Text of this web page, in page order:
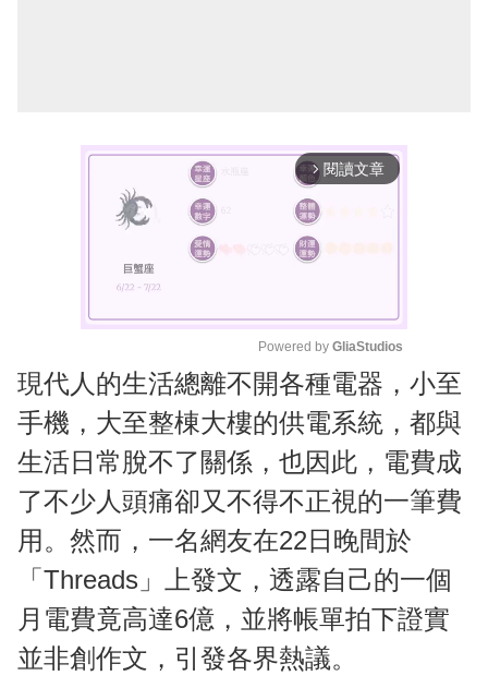
arrow_forward_ios 閱讀文章
M
u
t
e
Powered by GliaStudios
現代人的生活總離不開各種電器，小至
手機，大至整棟大樓的供電系統，都與
生活日常脫不了關係，也因此，電費成
了不少人頭痛卻又不得不正視的一筆費
用。然而，一名網友在22日晚間於
「Threads」上發文，透露自己的一個
月電費竟高達6億，並將帳單拍下證實
並非創作文，引發各界熱議。